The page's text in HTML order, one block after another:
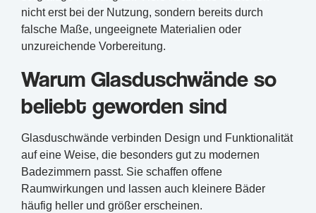
nicht erst bei der Nutzung, sondern bereits durch
falsche Maße, ungeeignete Materialien oder
unzureichende Vorbereitung.
Warum Glasduschwände so
beliebt geworden sind
Glasduschwände verbinden Design und Funktionalität
auf eine Weise, die besonders gut zu modernen
Badezimmern passt. Sie schaffen offene
Raumwirkungen und lassen auch kleinere Bäder
häufig heller und größer erscheinen.